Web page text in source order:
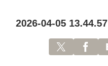
2026-04-05 13.44.57